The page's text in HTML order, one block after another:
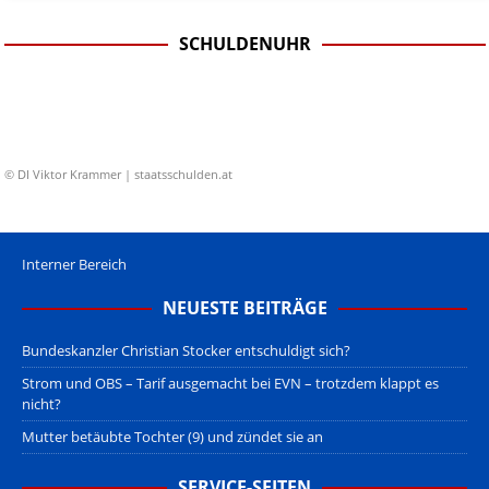
SCHULDENUHR
© DI Viktor Krammer | staatsschulden.at
Interner Bereich
NEUESTE BEITRÄGE
Bundeskanzler Christian Stocker entschuldigt sich?
Strom und OBS – Tarif ausgemacht bei EVN – trotzdem klappt es
nicht?
Mutter betäubte Tochter (9) und zündet sie an